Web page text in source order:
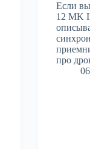
Если вы
12 MK
про